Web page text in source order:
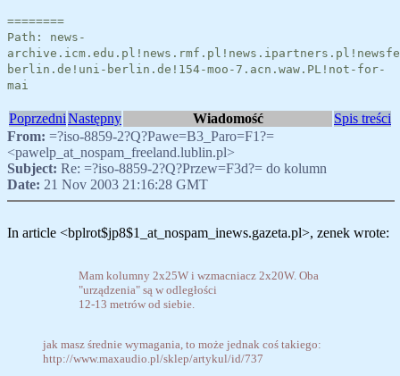
========
Path: news-
berlin.de!uni-berlin.de!154-moo-7.acn.waw.PL!not-for-
mai
PoprzedniNastępny Wiadomość
Spis treści
From: =?iso-8859-2?Q?Pawe=B3_Paro=F1?=
<pawelp_at_nospam_freeland.lublin.pl>
Subject: Re: =?iso-8859-2?Q?Przew=F3d?= do kolumn
Date: 21 Nov 2003 21:16:28 GMT
In article <bplrot$jp8$1_at_nospam_inews.gazeta.pl>, zenek wrote:
Mam kolumny 2x25W i wzmacniacz 2x20W. Oba
"urządzenia" są w odległości
12-13 metrów od siebie.
jak masz średnie wymagania, to może jednak coś takiego:
http://www.maxaudio.pl/sklep/artykul/id/737